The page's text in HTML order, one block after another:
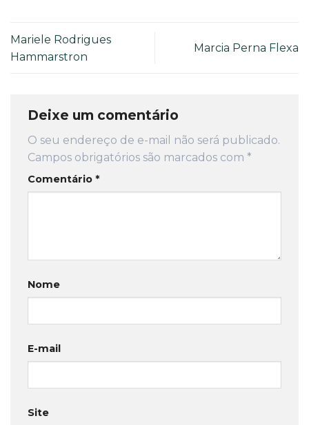
Mariele Rodrigues
Hammarstron
Marcia Perna Flexa
Deixe um comentário
O seu endereço de e-mail não será publicado.
Campos obrigatórios são marcados com *
Comentário *
Nome
E-mail
Site